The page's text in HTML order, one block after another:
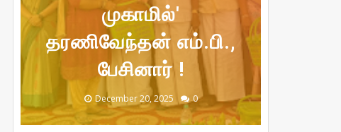
விமலா ராமன்
ரிலேஷன்ஷிப் அதிகம்
August 04, 2026 0
முன்னணி நடிகைகளில்
ஒருவரான ராஷ்மிகா
மந்தனா
August 04, 2026 0
'ஹாட்ஸ்பாட் 2 மச்'
திரைப்படம் குறித்து
மனம் திறந்த சஞ்சனா
January 29, 2026 0
இடியாப்பம் சிக்கலில்
ஜனநாயகம் திரைப் படம்
January 29, 2026 0
முகாமில்'
தரணிவேந்தன் எம்.பி.,
பேசினார் !
December 20, 2025 0